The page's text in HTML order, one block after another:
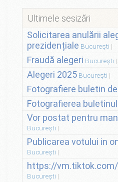
Ultimele sesizări
Solicitarea anulării
prezidențiale București
Fraudă alegeri București
Alegeri 2025 București
Fotografiere buletin
Fotografierea
Vor postat pentru
București
Publicarea votului in
București
https://
București